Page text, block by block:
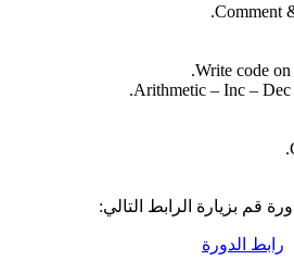
Comment
Write code
Arithmetic – Inc – Dec
قم بزيارة الرابط التالي:
رابط الدورة